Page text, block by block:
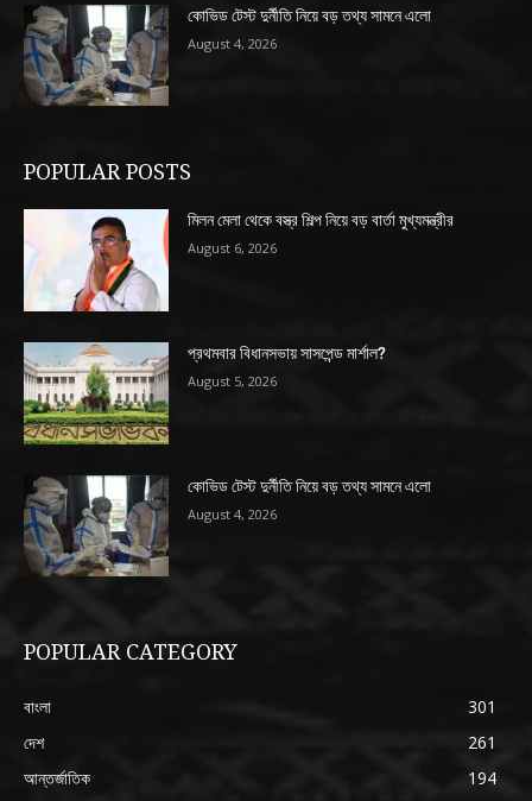
কোভিড টেস্ট দুর্নীতি নিয়ে বড় তথ্য সামনে এলো
August 4, 2026
POPULAR POSTS
মিলন মেলা থেকে বস্ত্র শিল্প নিয়ে বড় বার্তা মুখ্যমন্ত্রীর
August 6, 2026
প্রথমবার বিধানসভায় সাসপেন্ড মার্শাল?
August 5, 2026
কোভিড টেস্ট দুর্নীতি নিয়ে বড় তথ্য সামনে এলো
August 4, 2026
POPULAR CATEGORY
বাংলা
301
দেশ
261
আন্তর্জাতিক
194